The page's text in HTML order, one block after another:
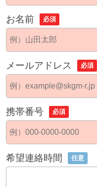
お名前 必須
メールアドレス 必須
携帯番号 必須
希望連絡時間 任意